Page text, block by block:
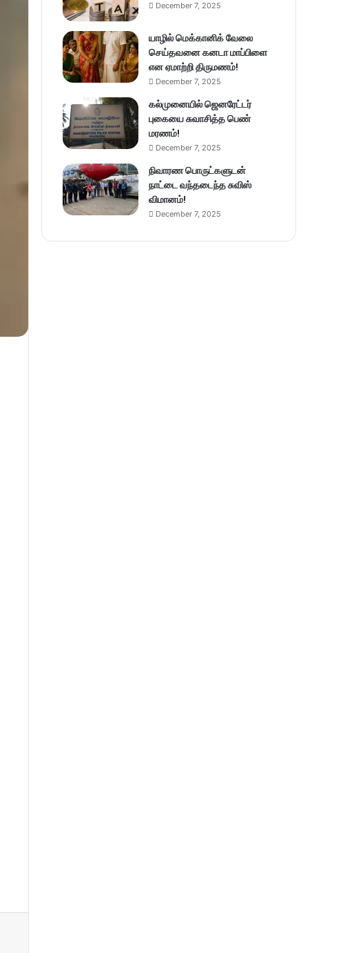
December 7, 2025
யாழில் மெக்கானிக் வேலை
செய்தவனை கனடா மாப்பிளை
என ஏமாற்றி திருமணம்!
December 7, 2025
கல்முனையில் ஜெனரேட்டர்
புகையை சுவாசித்த பெண்
மரணம்!
December 7, 2025
நிவாரண பொருட்களுடன்
நாட்டை வந்தடைந்த சுவிஸ்
விமானம்!
December 7, 2025